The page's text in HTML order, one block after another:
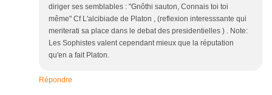
diriger ses semblables : "Gnôthi sauton, Connais toi toi
même" Cf L'alcibiade de Platon , (reflexion interesssante qui
meriterati sa place dans le debat des presidentielles ) . Note:
Les Sophistes valent cependant mieux que la réputation
qu'en a fait Platon.
Répondre